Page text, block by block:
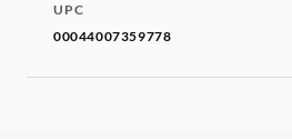
UPC
00044007359778